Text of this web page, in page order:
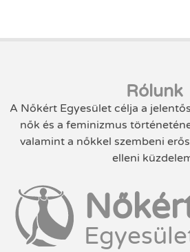
Rólunk
A Nőkért Egyesület célja a
nők és a feminizmus
valamint a nőkkel szembeni
elleni